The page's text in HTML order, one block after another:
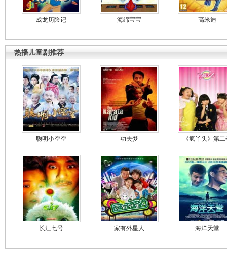
成龙历险记 海绵宝宝 高米迪
热播儿童剧推荐
聪明小空空 功夫梦 《疯丫头》第二
长江七号 家有外星人 海洋天堂